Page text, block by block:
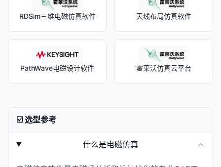
RDSim三维电磁仿真软件 天线布局仿真软件
PathWave电磁设计软件 霍莱沃仿真云平台
☑️ 选型参考
什么是电磁仿真